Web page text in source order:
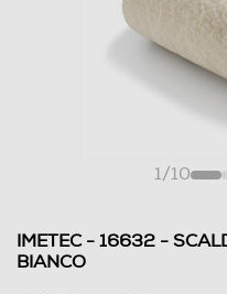
1/10
IMETEC - 16632 -
BIANCO